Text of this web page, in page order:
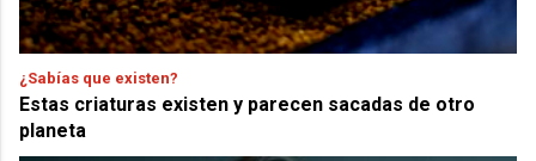
¿Sabías que existen?
Estas criaturas existen y parecen sacadas de otro
planeta